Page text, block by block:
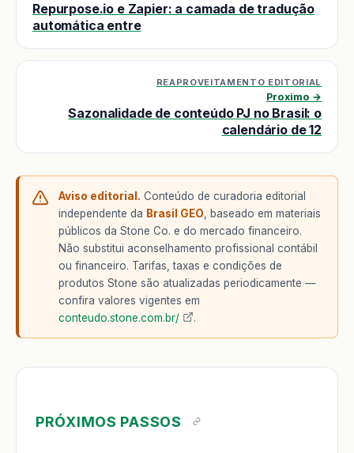
Repurpose.io e Zapier: a camada de tradução
automática entre
REAPROVEITAMENTO EDITORIAL
Proximo →
Sazonalidade de conteúdo PJ no Brasil: o
calendário de 12
Aviso editorial. Conteúdo de curadoria editorial
independente da Brasil GEO , baseado em materiais
públicos da Stone Co. e do mercado financeiro.
Não substitui aconselhamento profissional contábil
ou financeiro. Tarifas, taxas e condições de
produtos Stone são atualizadas periodicamente —
confira valores vigentes em
conteudo.stone.com.br/
.
PRÓXIMOS PASSOS